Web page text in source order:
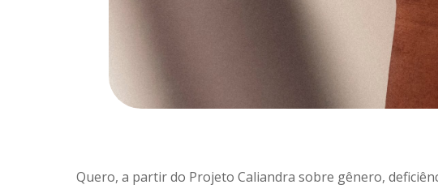
Quero, a partir do Projeto Caliandra sobre gênero,